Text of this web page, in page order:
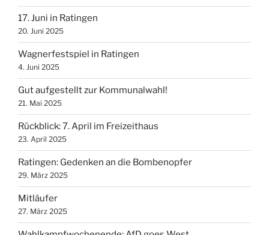
17. Juni in Ratingen
20. Juni 2025
Wagnerfestspiel in Ratingen
4. Juni 2025
Gut aufgestellt zur Kommunalwahl!
21. Mai 2025
Rückblick: 7. April im Freizeithaus
23. April 2025
Ratingen: Gedenken an die Bombenopfer
29. März 2025
Mitläufer
27. März 2025